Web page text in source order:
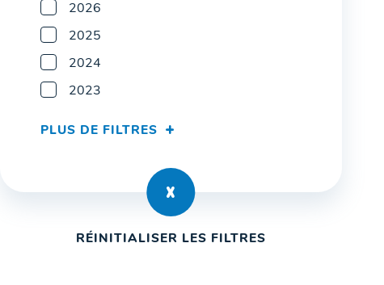
2026
2025
2024
2023
PLUS DE FILTRES
RÉINITIALISER LES FILTRES